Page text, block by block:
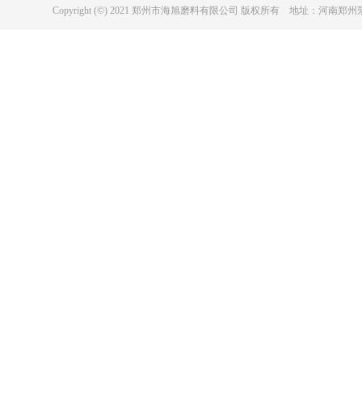
Copyright (©) 2021 郑州市海旭磨料有限公司 版权所有 地址：河南郑